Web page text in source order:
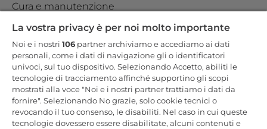
Cura e manutenzione
Resta in Contatto
Iscriviti Ora
La vostra privacy è per noi molto importante
Noi e i nostri 106 partner archiviamo e accediamo ai dati
personali, come i dati di navigazione gli o identificatori
univoci, sul tuo dispositivo. Selezionando Accetto, abiliti le
tecnologie di tracciamento affinché supportino gli scopi
mostrati alla voce "Noi e i nostri partner trattiamo i dati da
fornire". Selezionando No grazie, solo cookie tecnici o
revocando il tuo consenso, le disabiliti. Nel caso in cui queste
tecnologie dovessero essere disabilitate, alcuni contenuti e